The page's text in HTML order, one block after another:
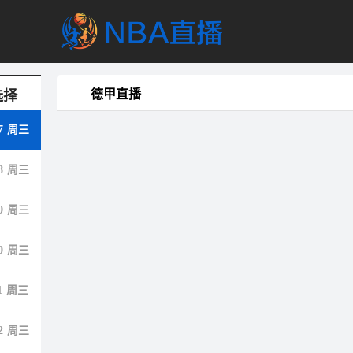
德甲直播
择
周三
周三
周三
周三
周三
周三